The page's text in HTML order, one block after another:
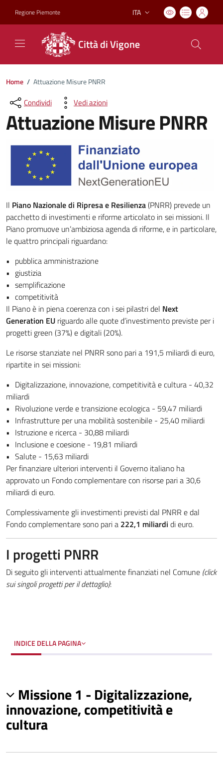
Regione Piemonte Lingua attiva:
ITA
Città di Vigone
Home / Attuazione Misure PNRR
Attuazione Misure PNRR
Il Piano Nazionale di Ripresa e Resilienza(PNRR) prevede un
pacchetto di investimenti e riforme articolato in sei missioni. Il
Piano promuove un’ambiziosa agenda di riforme, e in particolare,
le quattro principali riguardano:
pubblica amministrazione
giustizia
semplificazione
competitività
Il Piano è in piena coerenza con i sei pilastri del Next
Generation EU riguardo alle quote d’investimento previste per i
progetti green (37%) e digitali (20%).
Le risorse stanziate nel PNRR sono pari a 191,5 miliardi di euro,
ripartite in sei missioni:
Digitalizzazione, innovazione, competitività e cultura - 40,32
miliardi
Rivoluzione verde e transizione ecologica - 59,47 miliardi
Infrastrutture per una mobilità sostenibile - 25,40 miliardi
Istruzione e ricerca - 30,88 miliardi
Inclusione e coesione - 19,81 miliardi
Salute - 15,63 miliardi
Per finanziare ulteriori interventi il Governo italiano ha
approvato un Fondo complementare con risorse pari a 30,6
miliardi di euro.
Complessivamente gli investimenti previsti dal PNRR e dal
Fondo complementare sono pari a 222,1 miliardi di euro.
I progetti PNRR
Di seguito gli interventi attualmente finanziati nel Comune (click
sui singoli progetti per il dettaglio):
Condividi Vedi azioni
INDICE DELLA PAGINA
Missione 1 - Digitalizzazione,
innovazione, competitività e
cultura